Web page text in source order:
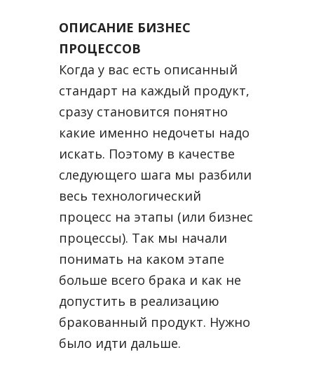
ОПИСАНИЕ БИЗНЕС
ПРОЦЕССОВ
Когда у вас есть описанный
стандарт на каждый продукт,
сразу становится понятно
какие именно недочеты надо
искать. Поэтому в качестве
следующего шага мы разбили
весь технологический
процесс на этапы (или бизнес
процессы). Так мы начали
понимать на каком этапе
больше всего брака и как не
допустить в реализацию
бракованный продукт. Нужно
было идти дальше.